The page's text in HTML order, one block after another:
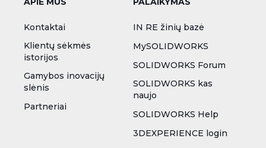
Kontaktai
Klientų sėkmės
istorijos
Gamybos inovacijų
slėnis
Partneriai
IN RE žinių bazė
MySOLIDWORKS
SOLIDWORKS Forum
SOLIDWORKS kas
naujo
SOLIDWORKS Help
3DEXPERIENCE login